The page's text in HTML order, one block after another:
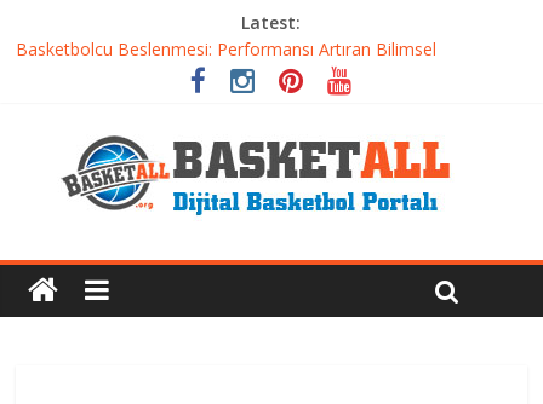
Latest:
Etkili Basketbol Antrenmanı Nasıl Olmalı
Basketbolcu Beslenmesi: Performansı Artıran Bilimsel
Iverson’dan Kyrie’e: Top Sürme Sanatının Dramatik Evrimi
Dünyanın En İyi Basketbol Takımı: Gerçek Şampiyon Kim?